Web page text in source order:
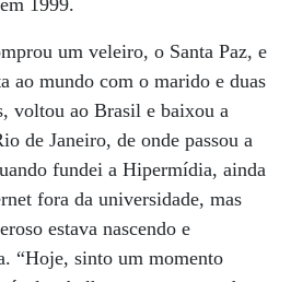
1999.
um veleiro, o Santa Paz, e
ao mundo com o marido e duas
voltou ao Brasil e baixou a
de Janeiro, de onde passou a
fundei a Hipermídia, ainda
fora da universidade, mas
estava nascendo e
“Hoje, sinto um momento